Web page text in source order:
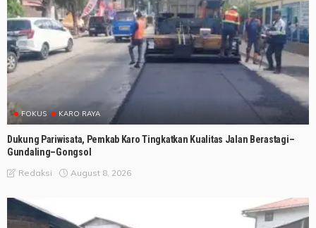
FOKUS KARO RAYA
Dukung Pariwisata, Pemkab Karo Tingkatkan Kualitas Jalan Berastagi–
Gundaling–Gongsol
Redaksi August 8, 2026